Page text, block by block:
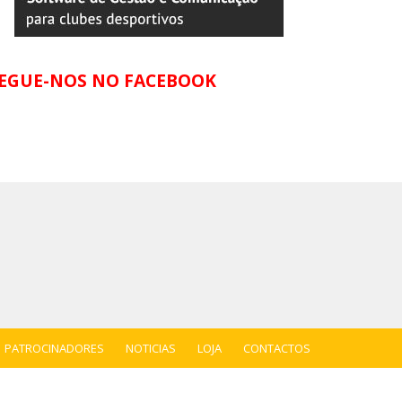
NOS NO FACEBOOK
PATROCINADORES NOTICIAS LOJA CONTACTOS